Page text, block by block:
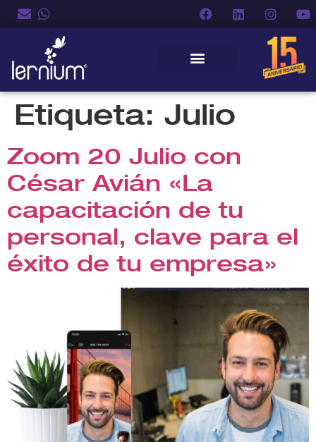
Etiqueta: Julio
Zoom 20 Julio con
César Avián «La
capacitación de tu
personal, clave para el
éxito de tu empresa»